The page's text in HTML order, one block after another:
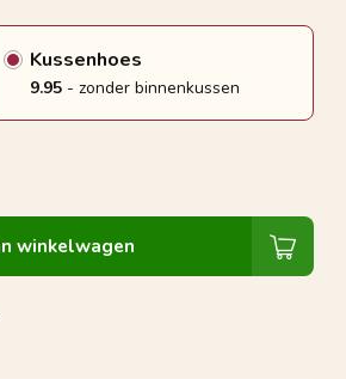
Kussenhoes
9.95- zonder binnenkussen
winkelwagen